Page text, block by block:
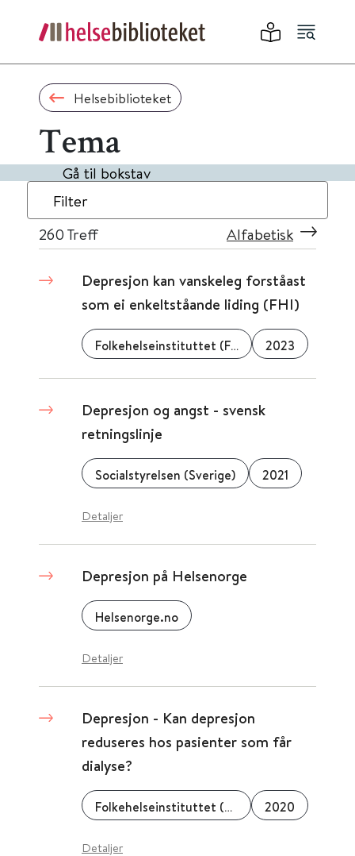
Helsebiblioteket
Tema
Gå til bokstav
Filter
260 Treff Alfabetisk
Depresjon kan vanskeleg forståast
som ei enkeltståande liding (FHI)
Folkehelseinstituttet (FHI) 2023
Depresjon og angst - svensk
retningslinje
Socialstyrelsen (Sverige) 2021
Detaljer
Depresjon på Helsenorge
Helsenorge.no
Detaljer
Depresjon - Kan depresjon
reduseres hos pasienter som får
dialyse?
Folkehelseinstituttet (FHI) 2020
Detaljer